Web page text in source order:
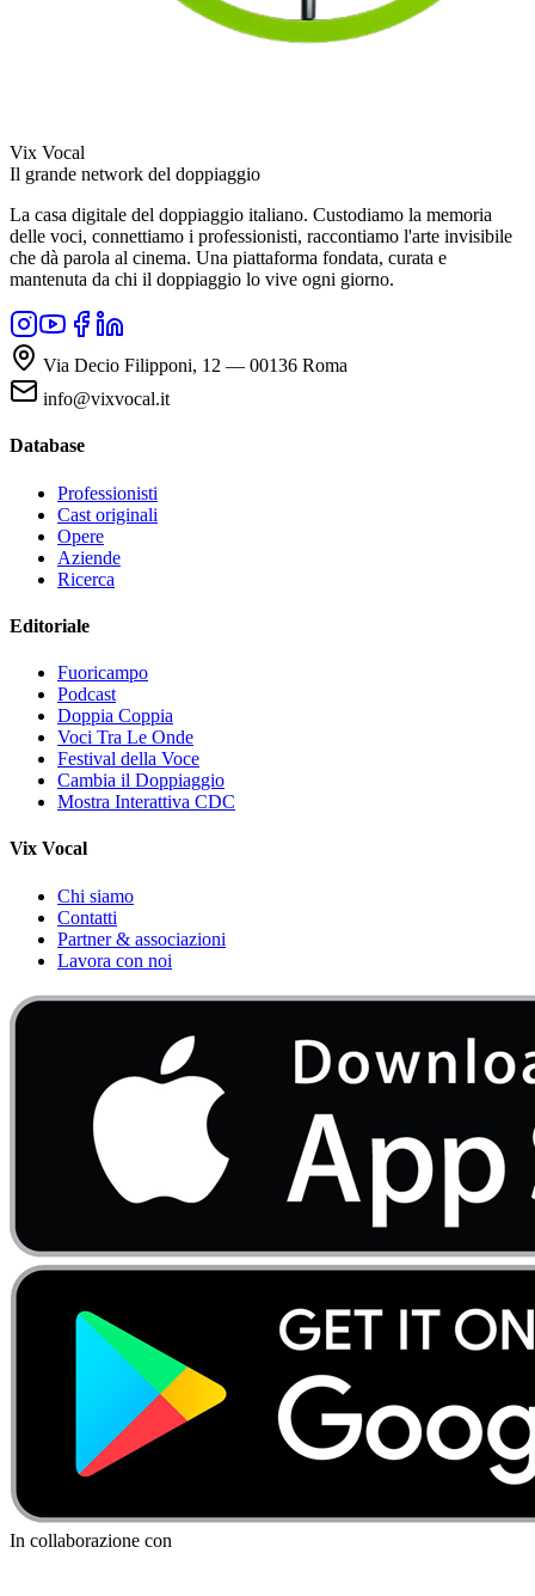
Vix Vocal
Il grande network del doppiaggio
La casa digitale del doppiaggio italiano. Custodiamo la memoria
delle voci, connettiamo i professionisti, raccontiamo l'arte invisibile
che dà parola al cinema. Una piattaforma fondata, curata e
mantenuta da chi il doppiaggio lo vive ogni giorno.
Via Decio Filipponi, 12 — 00136 Roma
info@vixvocal.it
Database
Professionisti
Cast originali
Opere
Aziende
Ricerca
Editoriale
Fuoricampo
Podcast
Doppia Coppia
Voci Tra Le Onde
Festival della Voce
Cambia il Doppiaggio
Mostra Interattiva CDC
Vix Vocal
Chi siamo
Contatti
Partner & associazioni
Lavora con noi
In collaborazione con